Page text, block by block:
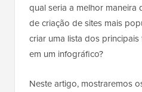
qual seria a melhor maneira
de criação de sites mais
criar uma lista dos
em um infográfico?
Neste artigo, mostraremos